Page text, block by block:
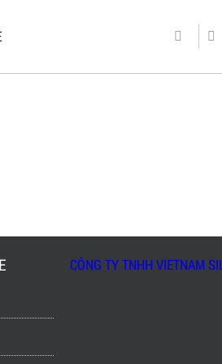
CÔNG TY TNHH VIETNAM